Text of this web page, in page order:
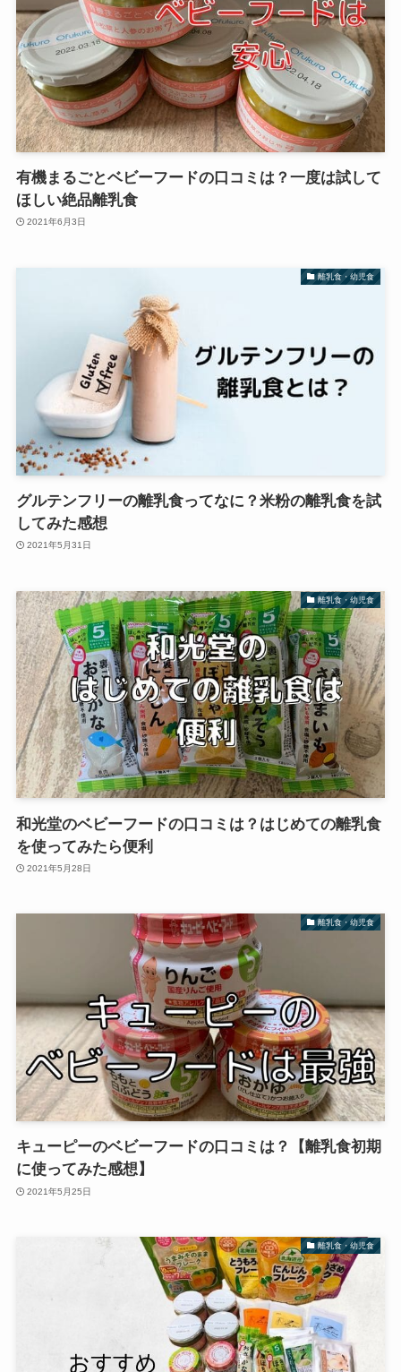
有機まるごとベビーフードの口コミは？一度は試して
ほしい絶品離乳食
2021年6月3日
離乳食・幼児食
グルテンフリーの離乳食ってなに？米粉の離乳食を試
してみた感想
2021年5月31日
離乳食・幼児食
和光堂のベビーフードの口コミは？はじめての離乳食
を使ってみたら便利
2021年5月28日
離乳食・幼児食
キューピーのベビーフードの口コミは？【離乳食初期
に使ってみた感想】
2021年5月25日
離乳食・幼児食